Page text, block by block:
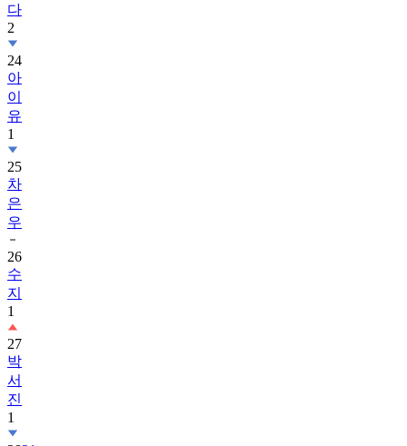
다
2
24
아
이
유
1
25
차
은
우
26
수
지
1
27
박
서
진
1